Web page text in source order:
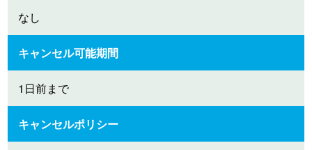
なし
キャンセル可能期間
1日前まで
キャンセルポリシー